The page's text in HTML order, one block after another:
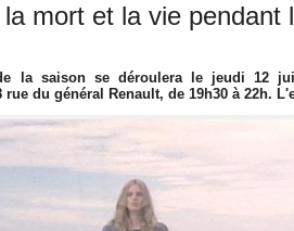
mort et la vie pendant
la saison se déroulera le jeudi 12
rue du général Renault, de 19h30 à 22h.